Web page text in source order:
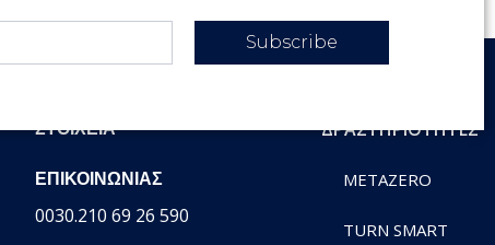
Subscribe
ΣΤΟΙΧΕΊΑ
ΕΠΙΚΟΙΝΩΝΊΑΣ
0030.210 69 26 590
ΔΡΑΣΤΗΡΙΟΤΗΤΕΣ
METAZERO
TURN SMART